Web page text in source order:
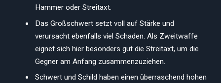
Hammer oder Streitaxt.
Das Großschwert setzt voll auf Stärke und
verursacht ebenfalls viel Schaden. Als Zweitwaffe
eignet sich hier besonders gut die Streitaxt, um die
Gegner am Anfang zusammenzuziehen.
Schwert und Schild haben einen überraschend hohen